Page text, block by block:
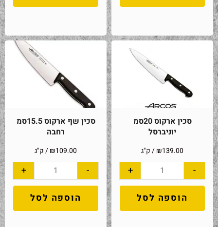
סכין ארקוס 20סמ
יוניברסל
₪139.00 / ק"ג
-
+
הוספה לסל
סכין שף ארקוס 15.5סמ
רחבה
₪109.00 / ק"ג
-
+
הוספה לסל